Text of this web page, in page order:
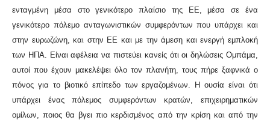
ενταγμένη μέσα στο γενικότερο πλαίσιο της ΕΕ, μέσα σε ένα
γενικότερο πόλεμο ανταγωνιστικών συμφερόντων που υπάρχει και
στην ευρωζώνη, και στην ΕΕ και με την άμεση και ενεργή εμπλοκή
των ΗΠΑ. Είναι αφέλεια να πιστεύει κανείς ότι οι δηλώσεις Ομπάμα,
αυτοί που έχουν μακελέψει όλο τον πλανήτη, τους πήρε ξαφνικά ο
πόνος για το βιοτικό επίπεδο των εργαζομένων. Η ουσία είναι ότι
υπάρχει ένας πόλεμος συμφερόντων κρατών, επιχειρηματικών
ομίλων, ποιος θα βγει πιο κερδισμένος από την κρίση και από την